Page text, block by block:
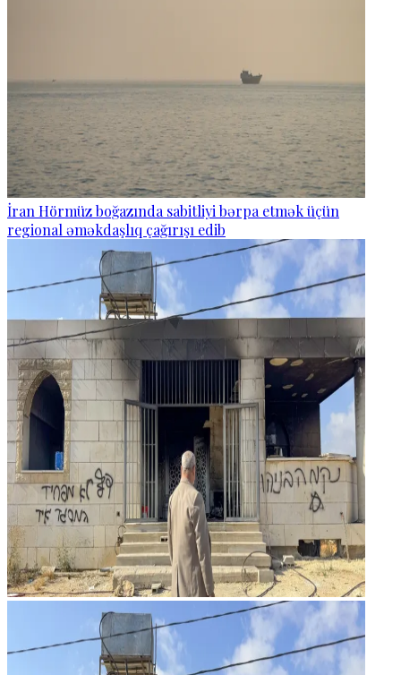
İran Hörmüz boğazında sabitliyi bərpa etmək üçün
regional əməkdaşlıq çağırışı edib